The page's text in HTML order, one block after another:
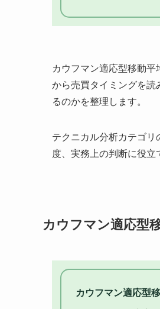
カウフマン適応型移動
から売買タイミングを読
るのかを整理します。
テクニカル分析カテゴリ
度、実務上の判断に役立
カウフマン適応型
カウフマン適応型